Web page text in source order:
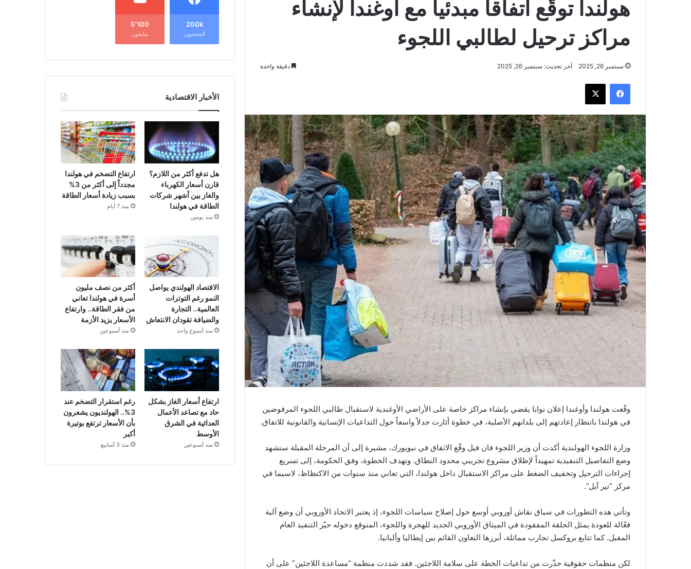
هولندا توقّع اتفاقاً مبدئياً مع أوغندا لإنشاء
مراكز ترحيل لطالبي اللجوء
سبتمبر 26, 2025 آخر تحديث: سبتمبر 26, 2025 دقيقة واحدة
فيسبوك ‫X
وقّعت هولندا وأوغندا إعلان نوايا يقضي بإنشاء مراكز خاصة على الأراضي الأوغندية لاستقبال طالبي اللجوء المرفوضين
في هولندا بانتظار إعادتهم إلى بلدانهم الأصلية، في خطوة أثارت جدلاً واسعاً حول التداعيات الإنسانية والقانونية للاتفاق.
وزارة اللجوء الهولندية أكدت أن وزير اللجوء فان فيل وقّع الاتفاق في نيويورك، مشيرة إلى أن المرحلة المقبلة ستشهد
وضع التفاصيل التنفيذية تمهيداً لإطلاق مشروع تجريبي محدود النطاق. وتهدف الخطوة، وفق الحكومة، إلى تسريع
إجراءات الترحيل وتخفيف الضغط على مراكز الاستقبال داخل هولندا، التي تعاني منذ سنوات من الاكتظاظ، لاسيما في
مركز “تير آبل”.
وتأتي هذه التطورات في سياق نقاش أوروبي أوسع حول إصلاح سياسات اللجوء، إذ يعتبر الاتحاد الأوروبي أن وضع آلية
فعّالة للعودة يمثل الحلقة المفقودة في الميثاق الأوروبي الجديد للهجرة واللجوء، المتوقع دخوله حيّز التنفيذ العام
المقبل. كما تتابع بروكسل تجارب مماثلة، أبرزها التعاون القائم بين إيطاليا وألبانيا.
لكن منظمات حقوقية حذّرت من تداعيات الخطة على سلامة اللاجئين. فقد شددت منظمة “مساعدة اللاجئين” على أن
200k
المعجبون
5٬100
متابعون
الأخبار الاقتصادية
هل تدفع أكثر من اللازم؟
قارن أسعار الكهرباء
والغاز بين أشهر شركات
الطاقة في هولندا
منذ يومين
ارتفاع التضخم في هولندا
مجدداً إلى أكثر من 3%
بسبب زيادة أسعار الطاقة
منذ 7 أيام
الاقتصاد الهولندي يواصل
النمو رغم التوترات
العالمية.. التجارة
والضيافة تقودان الانتعاش
منذ أسبوع واحد
أكثر من نصف مليون
أسرة في هولندا تعاني
من فقر الطاقة.. وارتفاع
الأسعار يزيد الأزمة
منذ أسبوعين
ارتفاع أسعار الغاز بشكل
حاد مع تصاعد الأعمال
العدائية في الشرق
الأوسط
منذ أسبوعين
رغم استقرار التضخم عند
3%.. الهولنديون يشعرون
بأن الأسعار ترتفع بوتيرة
أكبر
منذ 3 أسابيع